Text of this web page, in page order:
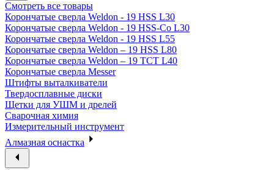
Смотреть все товары
Корончатые сверла Weldon - 19 HSS L30
Корончатые сверла Weldon - 19 HSS-Co L30
Корончатые сверла Weldon - 19 HSS L55
Корончатые сверла Weldon – 19 HSS L80
Корончатые сверла Weldon – 19 TCT L40
Корончатые сверла Messer
Штифты выталкиватели
Твердосплавные диски
Щетки для УШМ и дрелей
Сварочная химия
Измерительный инструмент
Алмазная оснастка